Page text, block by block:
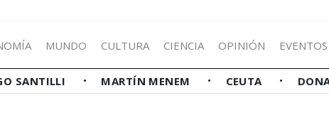
MUNDO CULTURA CIENCIA OPINIÓN EVENTOS
SANTILLI MARTÍN MENEM CEUTA